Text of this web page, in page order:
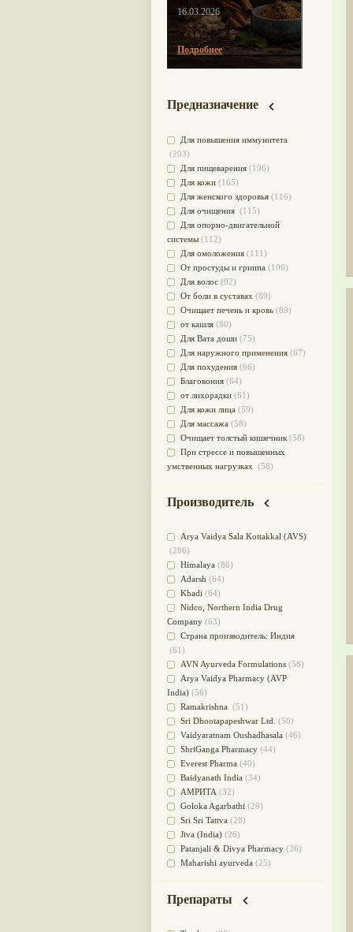
16.03.2026
Подробнее
Предназначение
Для повышения иммунитета
(203)
Для пищеварения (196)
Для кожи (165)
Для женского здоровья (116)
Для очищения (115)
Для опорно-двигательной
системы (112)
Для омоложения (111)
От простуды и гриппа (106)
Для волос (92)
От боли в суставах (89)
Очищает печень и кровь (89)
от кашля (80)
Для Вата доши (75)
Для наружного применения (67)
Для похудения (66)
Благовония (64)
от лихорадки (61)
Для кожи лица (59)
Для массажа (58)
Очищает толстый кишечник (58)
При стрессе и повышенных
умственных нагрузках (58)
Для наружного и внутреннего
Для приготовления пищи(49)
от инфекций мочеполовой
системы(49)
Для стабилизации деятельности
ЦНС(47)
для суставов(47)
Лечит опухоли и отеки
Для медитации(44)
выводит токсины
Для здоровья печени(41)
Для тела(39)
для очищения крови
При диабете (38)
Антиоксидант(37)
Для Капха(Кафа) доши(37)
От паразитов(37)
При расстройстве желудка
Успокоительное(36)
Для глаз(34)
от геморроя(34)
Противовоспалительное
Для Питта доши
Для сердца(32)
Для сосудов головного мозга
Дефицит железа
(31)
Производитель
Arya Vaidya Sala Kottakkal (AVS)
(286)
Himalaya (86)
Adarsh (64)
Khadi (64)
Nidсo, Northern India Drug
Company (63)
Страна производитель: Индия
(61)
AVN Ayurveda Formulations (58)
Arya Vaidya Pharmacy (AVP
India) (56)
Ramakrishna (51)
Sri Dhootapapeshwar Ltd.
(50)
Vaidyaratnam Oushadhasala (46)
ShriGanga Pharmacy (44)
Everest Pharma (40)
Baidyanath India (34)
АМРИТА (32)
Goloka Agarbathi (29)
Sri Sri Tattva (28)
Jiva (India) (26)
Patanjali & Divya Pharmacy (26)
Maharishi ayurveda (25)
NAGARJUNA HERBAL
Препараты